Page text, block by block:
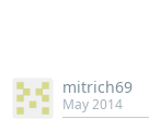
mitrich69
May 2014